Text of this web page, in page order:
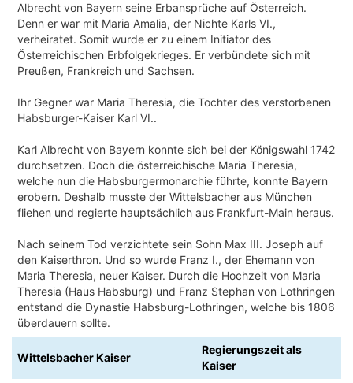
Albrecht von Bayern seine Erbansprüche auf Österreich.
Denn er war mit Maria Amalia, der Nichte Karls VI.,
verheiratet. Somit wurde er zu einem Initiator des
Österreichischen Erbfolgekrieges. Er verbündete sich mit
Preußen, Frankreich und Sachsen.
Ihr Gegner war Maria Theresia, die Tochter des verstorbenen
Habsburger-Kaiser Karl VI..
Karl Albrecht von Bayern konnte sich bei der Königswahl 1742
durchsetzen. Doch die österreichische Maria Theresia,
welche nun die Habsburgermonarchie führte, konnte Bayern
erobern. Deshalb musste der Wittelsbacher aus München
fliehen und regierte hauptsächlich aus Frankfurt-Main heraus.
Nach seinem Tod verzichtete sein Sohn Max III. Joseph auf
den Kaiserthron. Und so wurde Franz I., der Ehemann von
Maria Theresia, neuer Kaiser. Durch die Hochzeit von Maria
Theresia (Haus Habsburg) und Franz Stephan von Lothringen
entstand die Dynastie Habsburg-Lothringen, welche bis 1806
überdauern sollte.
Wittelsbacher Kaiser
Regierungszeit als
Kaiser